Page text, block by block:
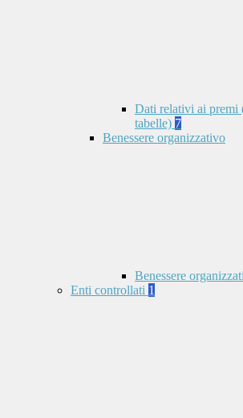
Dati relativi ai premi
tabelle) 7
Benessere organizzativo
Benessere
Enti controllati 1